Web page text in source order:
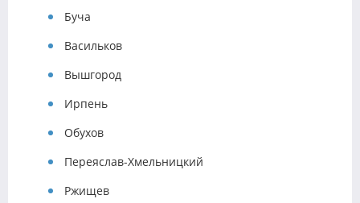
Буча
Васильков
Вышгород
Ирпень
Обухов
Переяслав-Хмельницкий
Ржищев